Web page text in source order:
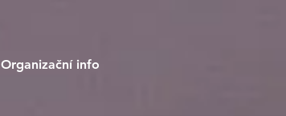
Organizační info